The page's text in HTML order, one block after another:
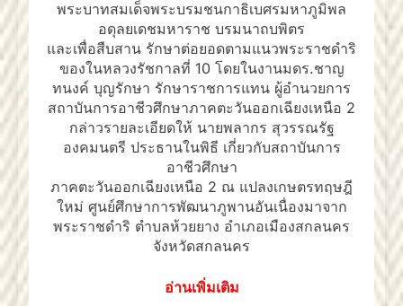
พระบาทสมเด็จพระบรมชนกาธิเบศรมหาภูมิพล
อดุลยเดชมหาราช บรมนาถบพิตร
และเพื่อสืบสาน รักษาต่อยอดตามแนวพระราชดำริ
ของในหลวงรัชกาลที่ 10 โดยในงานมดร.ชาญ
ทนงค์ บุญรักษา รักษาราชการแทน ผู้อำนวยการ
สถาบันการอาชีวศึกษาภาคตะวันออกเฉียงเหนือ 2
กล่าวรายละเอียดให้ นายพลากร สุวรรณรัฐ
องคมนตรี ประธานในพิธี เกี่ยวกับสถาบันการ
อาชีวศึกษา
ภาคตะวันออกเฉียงเหนือ 2 ณ แปลงเกษตรทฤษฎี
ใหม่ ศูนย์ศึกษาการพัฒนาภูพานอันเนื่องมาจาก
พระราชดำริ ตำบลห้วยยาง อำเภอเมืองสกลนคร
จังหวัดสกลนคร
อ่านเพิ่มเติม